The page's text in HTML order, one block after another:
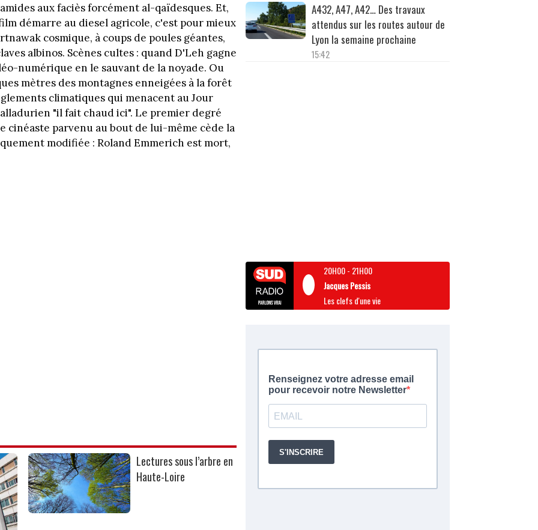
aux faciès forcément al-qaïdesques. Et,
démarre au diesel agricole, c'est pour mieux
cosmique, à coups de poules géantes,
albinos. Scènes cultes : quand D'Leh gagne
numérique en le sauvant de la noyade. Ou
mètres des montagnes enneigées à la forêt
climatiques qui menacent au Jour
"il fait chaud ici". Le premier degré
cinéaste parvenu au bout de lui-même cède la
modifiée : Roland Emmerich est mort,
Lectures sous l’arbre en
Haute-Loire
A432, A47, A42… Des travaux
attendus sur les routes autour de
Lyon la semaine prochaine
15:42
20H00- 21H00
Jacques Pessis
Les clefs d'une vie